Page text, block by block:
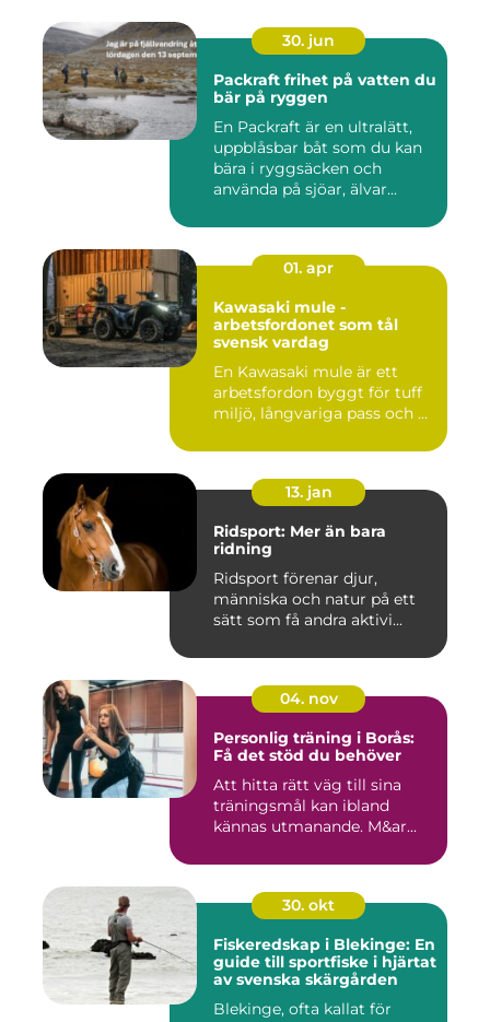
30. jun
Packraft frihet på vatten du
bär på ryggen
En Packraft är en ultralätt,
uppblåsbar båt som du kan
bära i ryggsäcken och
använda på sjöar, älvar...
01. apr
Kawasaki mule -
arbetsfordonet som tål
svensk vardag
En Kawasaki mule är ett
arbetsfordon byggt för tuff
miljö, långvariga pass och ...
13. jan
Ridsport: Mer än bara
ridning
Ridsport förenar djur,
människa och natur på ett
sätt som få andra aktivi...
04. nov
Personlig träning i Borås:
Få det stöd du behöver
Att hitta rätt väg till sina
träningsmål kan ibland
kännas utmanande. M&ar...
30. okt
Fiskeredskap i Blekinge: En
guide till sportfiske i hjärtat
av svenska skärgården
Blekinge, ofta kallat för